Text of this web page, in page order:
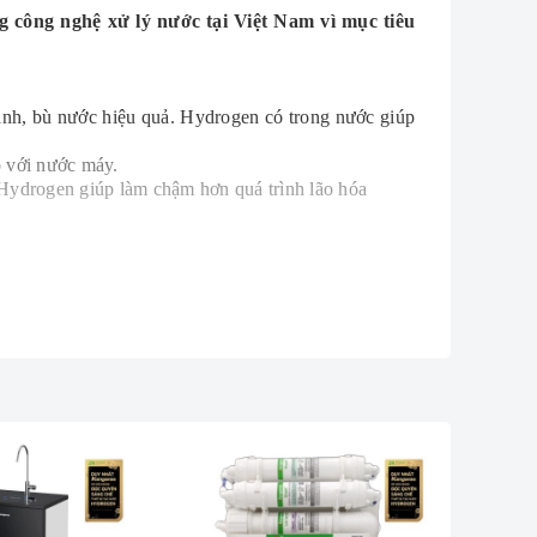
công nghệ xử lý nước tại Việt Nam vì mục tiêu
bù nước hiệu quả. Hydrogen có trong nước giúp
nước máy.
giúp làm chậm hơn quá trình lão hóa